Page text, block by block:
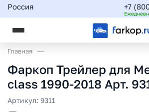
Россия +7
Главная
Фаркоп Трейлер для
class 1990-2018 Арт.
Артикул: 9311